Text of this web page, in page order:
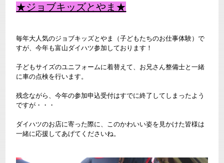
★ジョブキッズとやま★
毎年大人気のジョブキッズとやま（子どもたちのお仕事体験）で
すが、今年も富山ダイハツ参加しております！
子どもサイズのユニフォームに着替えて、お兄さん整備士と一緒
に車の点検を行います。
残念ながら、今年の参加申込受付はすでに終了してしまったよう
ですが・・・
ダイハツのお店に寄った際に、このかわいい姿を見かけた皆様は
一緒に応援してあげてくださいね。